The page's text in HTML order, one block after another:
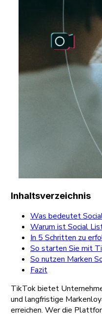
Inhaltsverzeichnis
Was bedeutet
Warum ist Social
In 5 Schritten zu
So starten Sie mit
So nutzen Marken
Fazit
TikTok bietet
und langfristige
erreichen. Wer die